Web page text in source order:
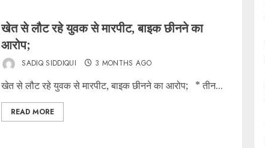
खेत से लौट रहे युवक से मारपीट, बाइक छीनने का
आरोप;
SADIQ SIDDIQUI 3 MONTHS AGO
खेत से लौट रहे युवक से मारपीट, बाइक छीनने का आरोप; * तीन...
READ MORE